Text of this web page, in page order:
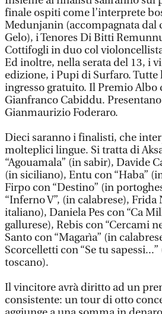
finale ospiti come l’interprete
Medunjanin (accompagnata dal
Gelo), i Tenores Di Bitti
Cottifogli in duo col
Ed inoltre, nella serata del 13, i
edizione, i Pupi di Surfaro. Tutte
ingresso gratuito. Il Premio Albo
Gianfranco Cabiddu.
Gianmaurizio Foderaro.
Dieci saranno i finalisti, che
molteplici lingue. Si tratta di
“Agouamala” (in sabir), Davide
(in siciliano), Entu con “Haba”
Firpo con “Destino” (in
“Inferno V”, (in calabrese), Frida
italiano), Daniela Pes con “Ca
gallurese), Rebis con “Cercami
Santo con “Magarìa” (in
Scorcelletti con “Se tu
toscano).
Il vincitore avrà diritto ad un
consistente: un tour di otto